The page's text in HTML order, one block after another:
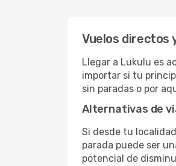
Vuelos directos
Llegar a Lukulu es
importar si tu
sin paradas o por
Alternativas de
Si desde tu
parada puede ser
potencial de